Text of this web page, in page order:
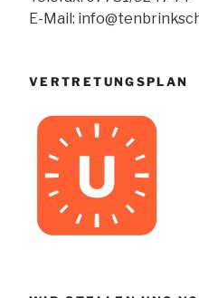
E-Mail:
VERTRETUNGSPLAN